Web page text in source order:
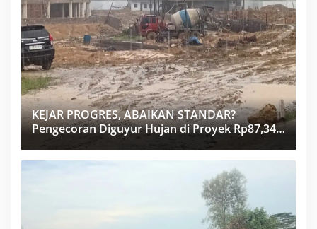
KEJAR PROGRES, ABAIKAN STANDAR?
Pengecoran Diguyur Hujan di Proyek Rp87,34
Miliar Sukma Nias, Konsultan, Pengawas dan
PPK Bungkam